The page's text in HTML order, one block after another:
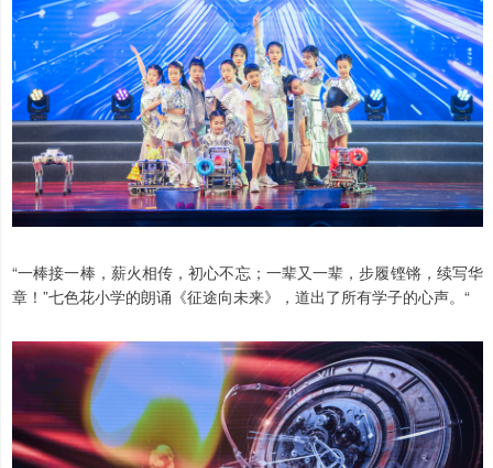
“一棒接一棒，薪火相传，初心不忘；一辈又一辈，步履铿锵，续写华
章！”七色花小学的朗诵《征途向未来》，道出了所有学子的心声。“